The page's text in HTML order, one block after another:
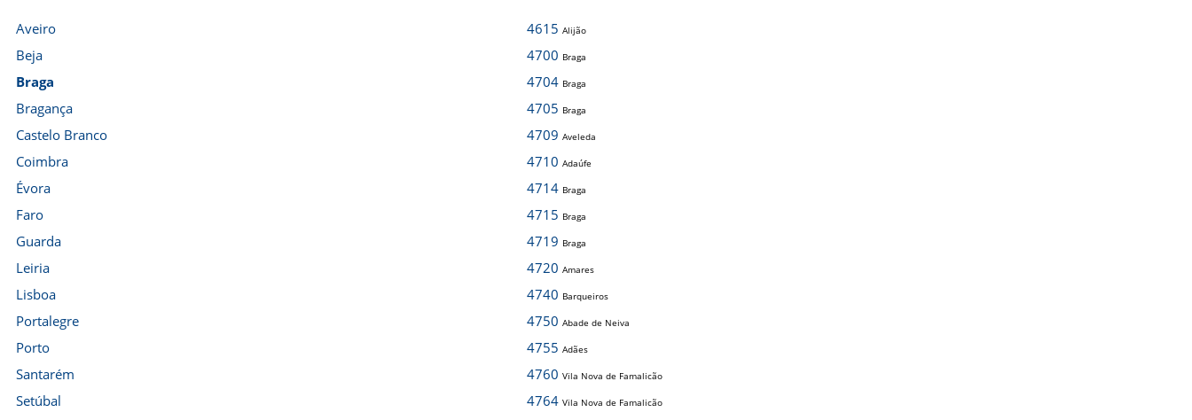
Aveiro
Beja
Braga
Bragança
Castelo Branco
Coimbra
Évora
Faro
Guarda
Leiria
Lisboa
Portalegre
Porto
Santarém
Setúbal
4615 Alijão
4700 Braga
4704 Braga
4705 Braga
4709 Aveleda
4710 Adaúfe
4714 Braga
4715 Braga
4719 Braga
4720 Amares
4740 Barqueiros
4750 Abade de Neiva
4755 Adães
4760 Vila Nova de Famalicão
4764 Vila Nova de Famalicão